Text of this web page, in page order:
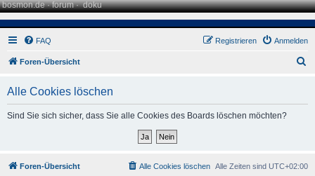
bosmon.de·forum·doku
FAQ Anmelden
Registrieren
Foren-Übersicht
Alle Cookies löschen
Sind Sie sich sicher, dass Sie alle Cookies des Boards löschen möchten?
Foren-Übersicht Alle Zeiten sind UTC+02:00
Alle Cookies löschen